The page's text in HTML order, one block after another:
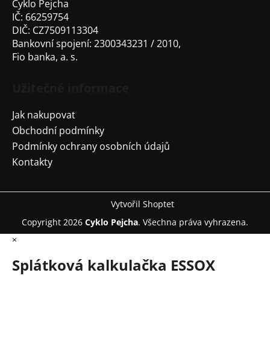
Cyklo Pejcha
IČ: 66259754
DIČ: CZ7509113304
Bankovní spojení: 2300343231 / 2010,
Fio banka, a. s.
Jak nakupovat
Obchodní podmínky
Podmínky ochrany osobních údajů
Kontakty
Vytvořil Shoptet
Copyright 2026 Cyklo Pejcha. Všechna práva vyhrazena.
×
Splátková kalkulačka ESSOX